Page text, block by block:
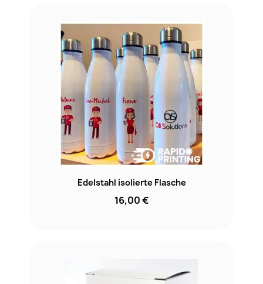
Edelstahl isolierte Flasche
16,00 €